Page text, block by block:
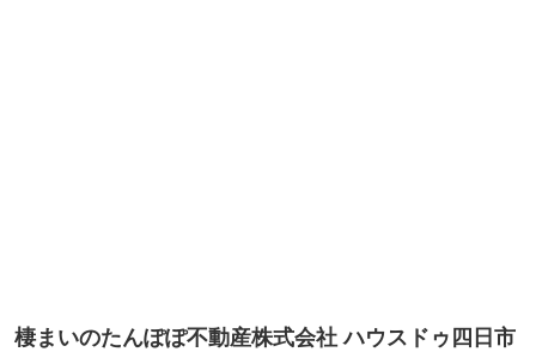
棲まいのたんぽぽ不動産株式会社 ハウスドゥ四日市